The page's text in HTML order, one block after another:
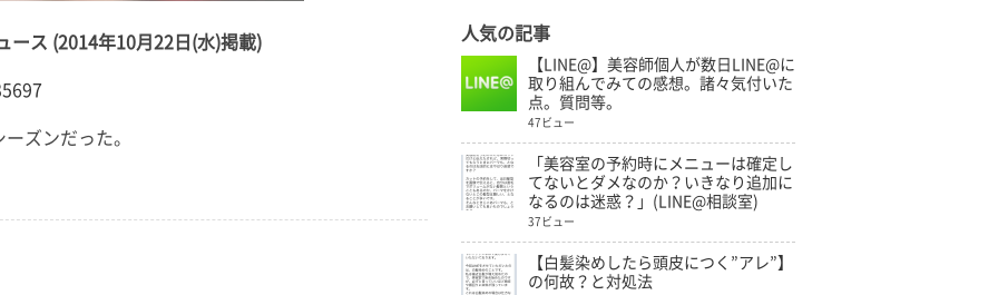
ース (2014年10月22日(水)掲載)
ズンだった。
人気の記事
【LINE@】美容師個人が数日LINE@に
取り組んでみての感想。諸々気付いた
点。質問等。
47ビュー
「美容室の予約時にメニューは確定し
てないとダメなのか？いきなり追加に
なるのは迷惑？」(LINE@相談室)
37ビュー
【白髪染めしたら頭皮につく”アレ”】
の何故？と対処法